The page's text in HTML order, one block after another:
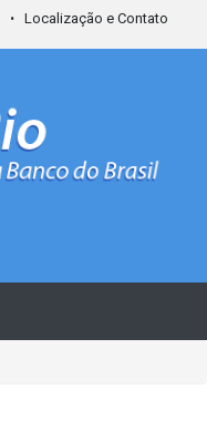
Localização e Contato